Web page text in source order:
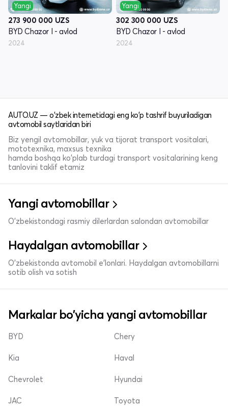
Yangi
273 900 000 UZS
BYD Chazor I - avlod
2024
Yangi
302 300 000 UZS
BYD Chazor I - avlod
2024
AUTO.UZ — o'zbek internetidagi eng ko'p tashrif buyuriladigan
avtomobil saytlaridan biri
Biz yengil avtomobillar, yuk va tijorat transport vositalari,
mototexnika, maxsus texnika
hamda boshqa ko'plab turdagi transport vositalarining keng
tanlovini taklif etamiz
Yangi avtomobillar
O'zbekistondagi rasmiy dilerlardan salondan avtomobillar
Haydalgan avtomobillar
O'zbekistonda avtomobil e’lonlari. Haydalgan avtomobillarni
sotib olish va sotish
Markalar bo'yicha yangi avtomobillar
BYD
Kia
Chevrolet
Chery
Haval
Hyundai
JAC Toyota